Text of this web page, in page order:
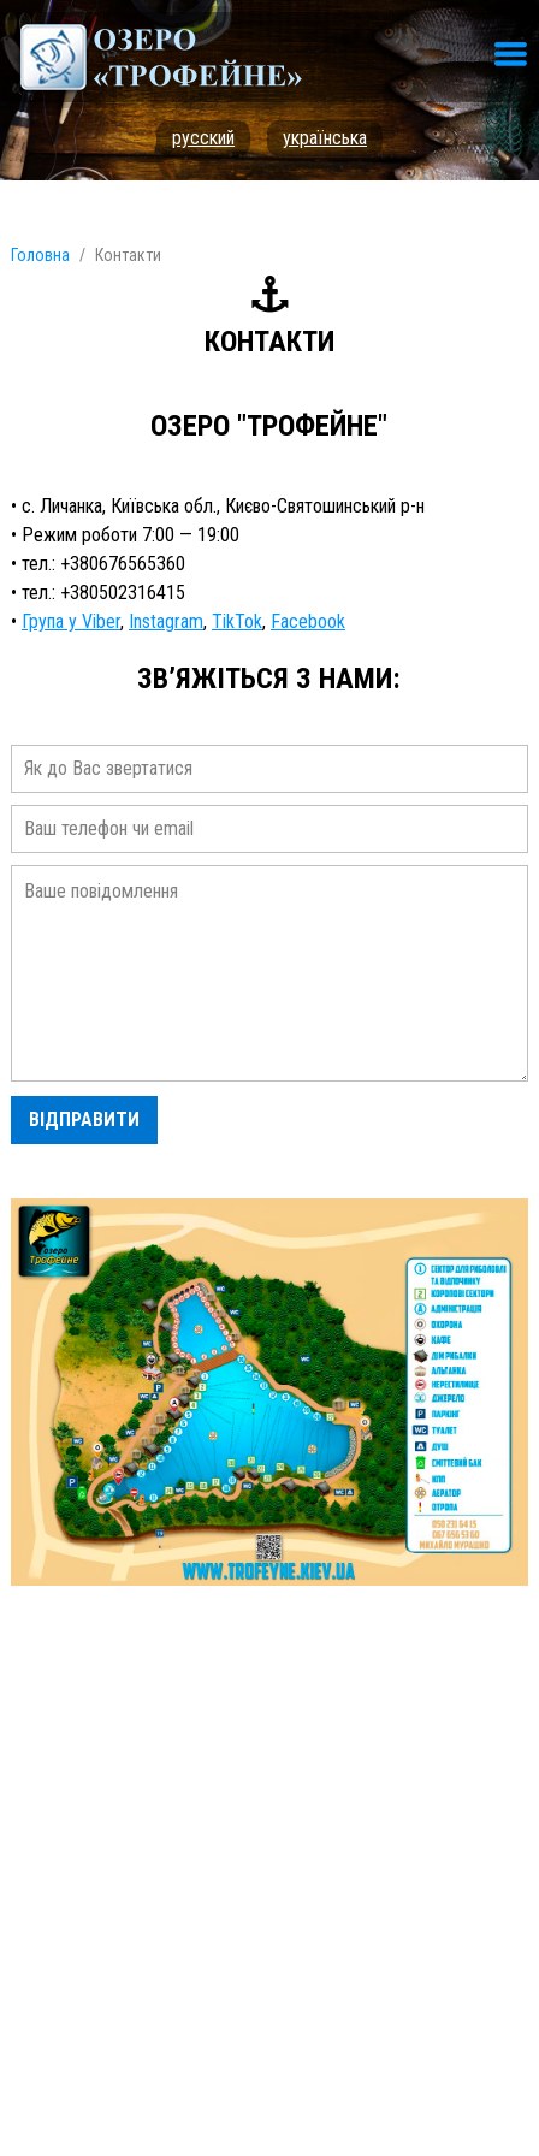
русский українська
Головна Контакти
КОНТАКТИ
ОЗЕРО "ТРОФЕЙНЕ"
• с. Личанка, Київська обл., Києво-Святошинський р-н
• Режим роботи 7:00 — 19:00
• тел.: +380676565360
• тел.: +380502316415
• Група у Viber, Instagram, TikTok, Facebook
ЗВ’ЯЖІТЬСЯ З НАМИ:
ВІДПРАВИТИ